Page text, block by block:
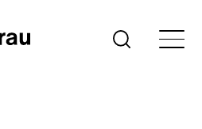
Suche